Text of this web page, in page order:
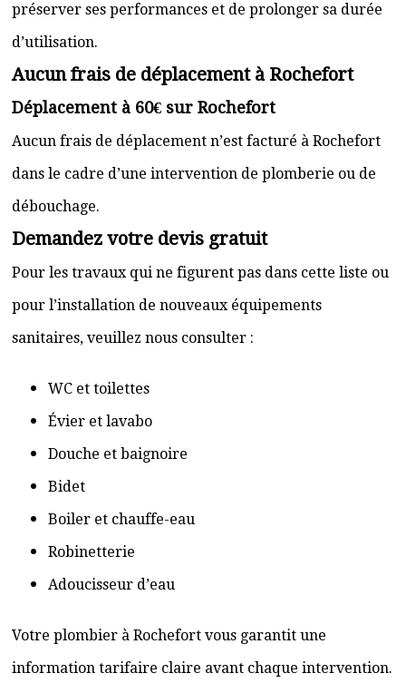
préserver ses performances et de prolonger sa durée
d’utilisation.
Aucun frais de déplacement à Rochefort
Déplacement à 60€ sur Rochefort
Aucun frais de déplacement n’est facturé à Rochefort
dans le cadre d’une intervention de plomberie ou de
débouchage.
Demandez votre devis gratuit
Pour les travaux qui ne figurent pas dans cette liste ou
pour l’installation de nouveaux équipements
sanitaires, veuillez nous consulter :
WC et toilettes
Évier et lavabo
Douche et baignoire
Bidet
Boiler et chauffe-eau
Robinetterie
Adoucisseur d’eau
Votre plombier à Rochefort vous garantit une
information tarifaire claire avant chaque intervention.